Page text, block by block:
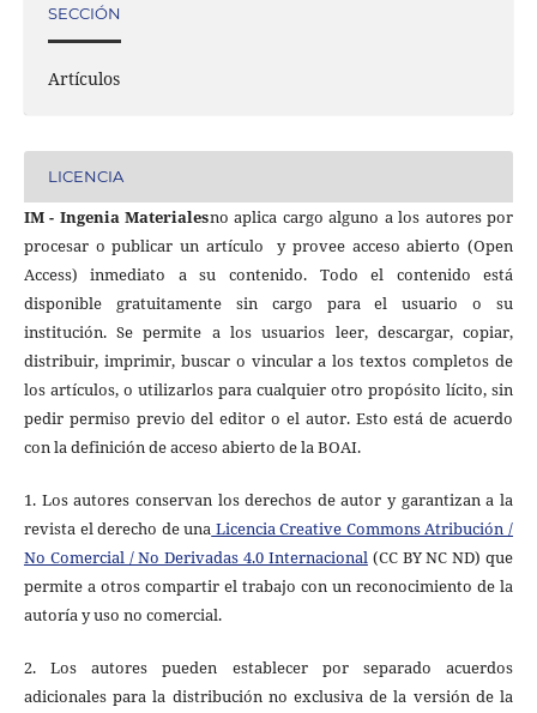
SECCIÓN
Artículos
LICENCIA
IM - Ingenia Materialesno aplica cargo alguno a los autores por
procesar o publicar un artículo
y provee acceso abierto (Open
Access) inmediato a su contenido. Todo el contenido está
disponible gratuitamente sin cargo para el usuario o su
institución. Se permite a los usuarios leer, descargar, copiar,
distribuir, imprimir, buscar o vincular a los textos completos de
los artículos, o utilizarlos para cualquier otro propósito lícito, sin
pedir permiso previo del editor o el autor. Esto está de acuerdo
con la definición de acceso abierto de la BOAI.
1. Los autores conservan los derechos de autor y garantizan a la
revista el derecho de una Licencia Creative Commons Atribución /
No Comercial / No Derivadas 4.0 Internacional(CC BY NC ND) que
permite a otros compartir el trabajo con un reconocimiento de la
autoría y uso no comercial.
2. Los autores pueden establecer por separado acuerdos
adicionales para la distribución no exclusiva de la versión de la